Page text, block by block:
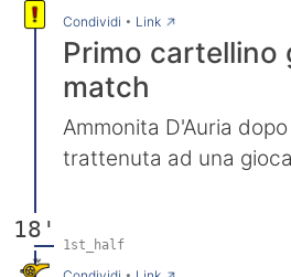
Condividi • Link→
Primo cartellino
match
Ammonita D'Auria
trattenuta ad una
18'
1st_half